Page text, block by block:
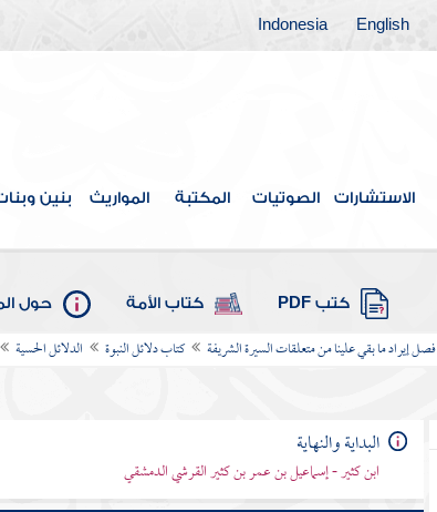
English
Indonesia
الاستشارات الصوتيات المكتبة المواريث بنين
كتب PDF كتاب الأمة حول
فصل إيراد ما بقي علينا من متعلقات السيرة الشريفة كتاب دلائل النبوة الدلائل الحسية
البداية والنهاية
ابن كثير - إسماعيل بن عمر بن كثير القرشي الدمشقي